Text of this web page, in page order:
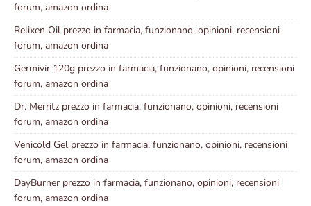
forum, amazon ordina
Relixen Oil prezzo in farmacia, funzionano, opinioni, recensioni
forum, amazon ordina
Germivir 120g prezzo in farmacia, funzionano, opinioni, recensioni
forum, amazon ordina
Dr. Merritz prezzo in farmacia, funzionano, opinioni, recensioni
forum, amazon ordina
Venicold Gel prezzo in farmacia, funzionano, opinioni, recensioni
forum, amazon ordina
DayBurner prezzo in farmacia, funzionano, opinioni, recensioni
forum, amazon ordina